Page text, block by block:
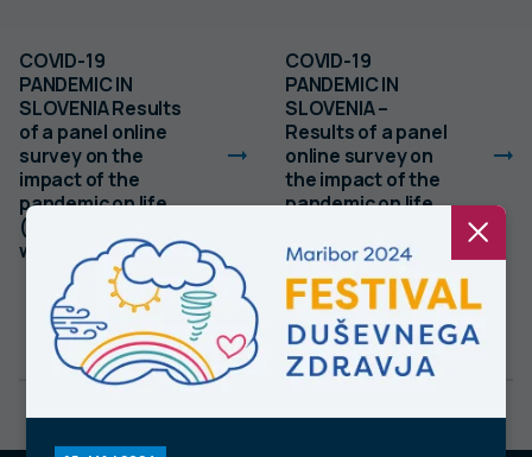
COVID-19
PANDEMIC IN
SLOVENIA Results
of a panel online
survey on the
impact of the
pandemic on life
(SI-PANDA), 18-th
wave
COVID-19
PANDEMIC IN
SLOVENIA –
Results of a panel
online survey on
the impact of the
pandemic on life
wave